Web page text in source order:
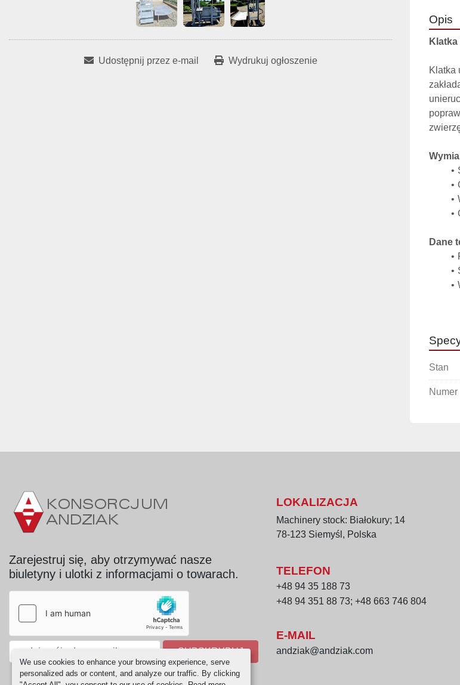
We use cookies to enhance your browsing experience, serve
personalized ads or content, and analyze our traffic. By clicking
Udostępnij przez e-mail Wydrukuj ogłoszenie
Opis
Klatka
Dane
Stan
Zarejestruj się, aby otrzymywać nasze
biuletyny i ulotki z informacjami o towarach.
SUBSKRYBUJ
LOKALIZACJA
Machinery stock: Białokury; 14
78-123 Siemyśl, Polska
TELEFON
+48 94 35 188 73
+48 94 351 88 73; +48 663 746 804
E-MAIL
andziak@andziak.com